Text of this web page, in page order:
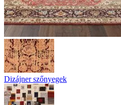
Dizájner szőnyegek